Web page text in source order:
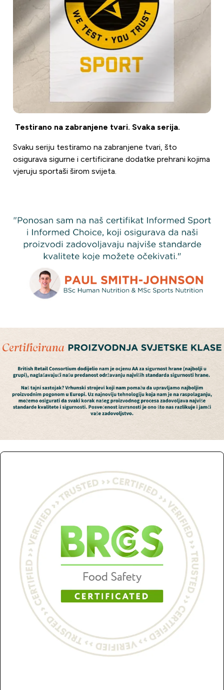
Testirano na zabranjene tvari. Svaka serija.
Svaku seriju testiramo na zabranjene tvari, što
osigurava sigurne i certificirane dodatke prehrani kojima
vjeruju sportaši širom svijeta.